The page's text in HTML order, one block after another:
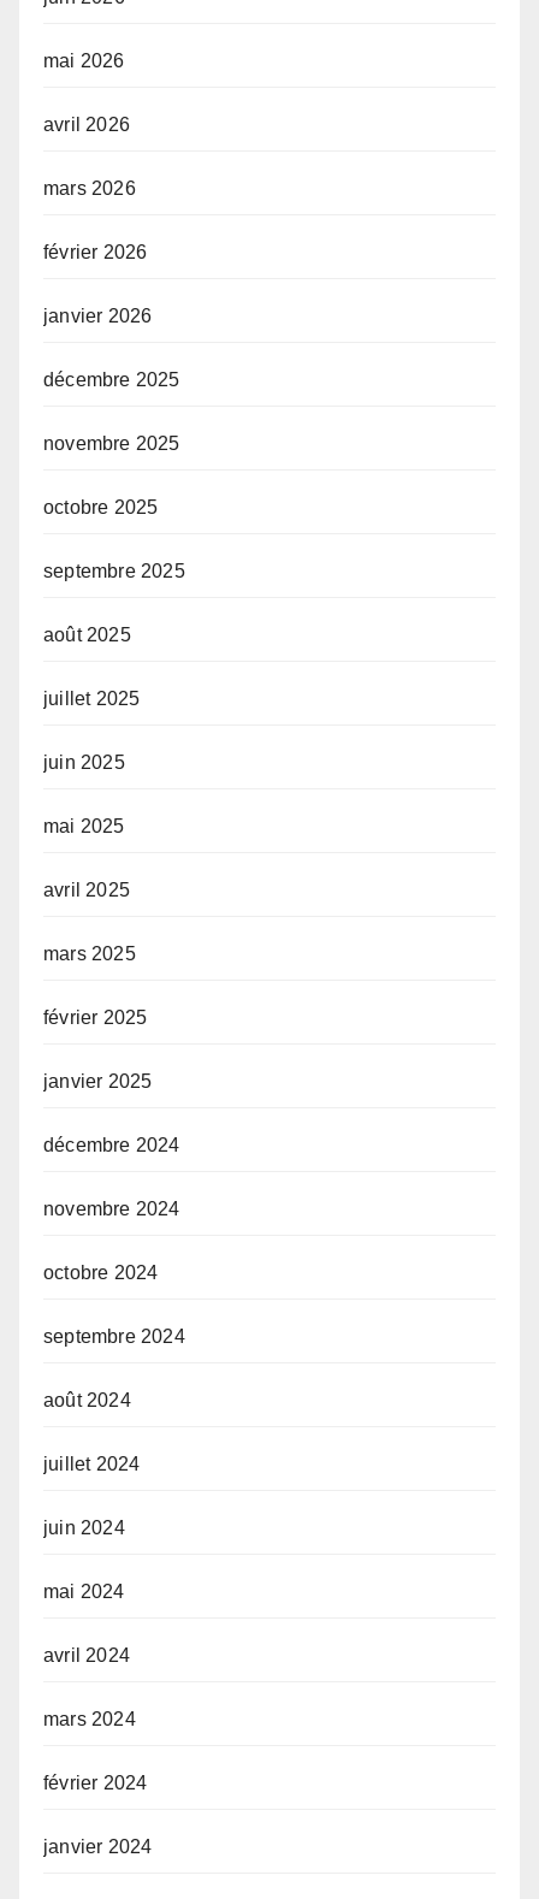
mai 2026
avril 2026
mars 2026
février 2026
janvier 2026
décembre 2025
novembre 2025
octobre 2025
septembre 2025
août 2025
juillet 2025
juin 2025
mai 2025
avril 2025
mars 2025
février 2025
janvier 2025
décembre 2024
novembre 2024
octobre 2024
septembre 2024
août 2024
juillet 2024
juin 2024
mai 2024
avril 2024
mars 2024
février 2024
janvier 2024